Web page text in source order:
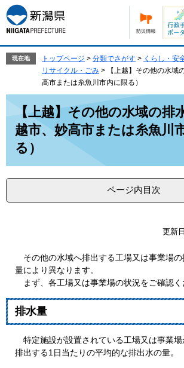
ー
ジ
の
す。
ニ
ュ
ー
し
現在地 トップページ > 分類でさがす > くらし・安
リサイクル・ごみ >
【上越】その他の水域
高市または糸魚川市内に限る）
【上越】その他の水域の排
越市、妙高市または糸魚川
る）
ページ内目次
更新
その他の水域へ排出する工場又は事業場の
量により異なります。
まず、各工場又は事業場の状況をご確認く
排水量
特定施設が設置されている工場又は事業
排出する1日当たりの平均的な排出水の量。